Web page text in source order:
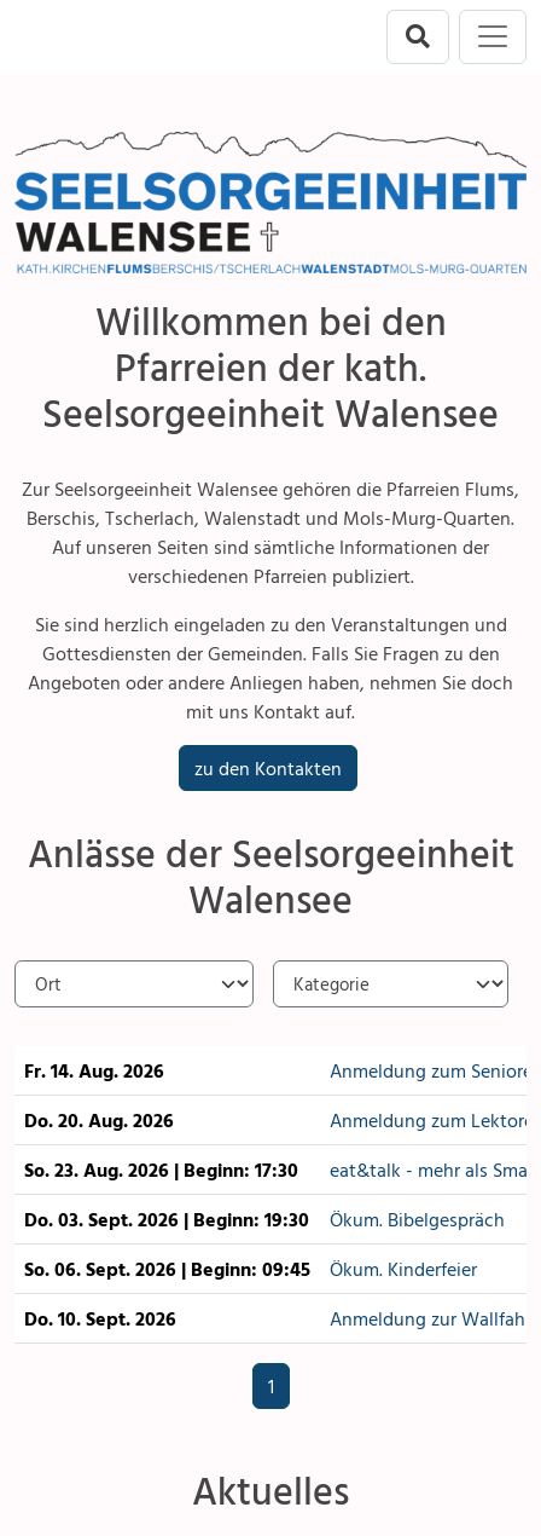
Willkommen bei den
Pfarreien der kath.
Seelsorgeeinheit Walensee
Zur Seelsorgeeinheit Walensee gehören die Pfarreien Flums,
Berschis, Tscherlach, Walenstadt und Mols-Murg-Quarten.
Auf unseren Seiten sind sämtliche Informationen der
verschiedenen Pfarreien publiziert.
Sie sind herzlich eingeladen zu den Veranstaltungen und
Gottesdiensten der Gemeinden. Falls Sie Fragen zu den
Angeboten oder andere Anliegen haben, nehmen Sie doch
mit uns Kontakt auf.
zu den Kontakten
Anlässe der Seelsorgeeinheit
Walensee
Fr. 14. Aug. 2026
Anmeldung zum
Do. 20. Aug. 2026
Anmeldung zum
So. 23. Aug. 2026 | Beginn: 17:30
eat&talk - mehr als
Do. 03. Sept. 2026 | Beginn: 19:30
Ökum. Bibelgespräch
So. 06. Sept. 2026 | Beginn: 09:45
Ökum. Kinderfeier
Do. 10. Sept. 2026
Anmeldung zur Wallfahrt
1
Aktuelles
Flums
Berschis-Tscherlach
Walenstadt
Mols-Murg-Quarten